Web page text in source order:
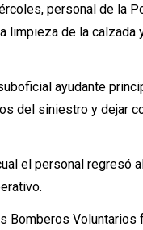
personal de la
limpieza de la calzada
ayudante
del siniestro y dejar
el personal regresó
Bomberos Voluntarios